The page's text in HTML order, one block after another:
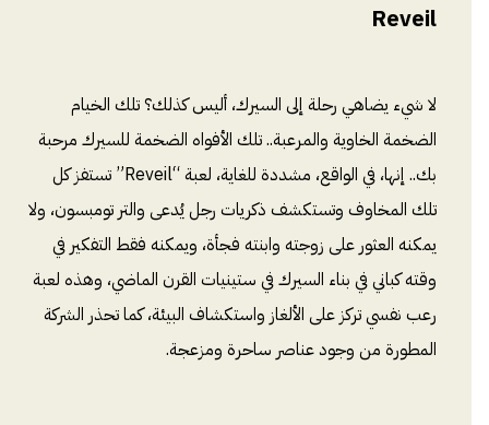
Reveil
لا شيء يضاهي رحلة إلى السيرك، أليس كذلك؟ تلك الخيام
الضخمة الخاوية والمرعبة.. تلك الأفواه الضخمة للسيرك مرحبة
بك.. إنها، في الواقع، مشددة للغاية، لعبة “Reveil” تستفز كل
تلك المخاوف وتستكشف ذكريات رجل يُدعى والتر تومبسون، ولا
يمكنه العثور على زوجته وابنته فجأة، ويمكنه فقط التفكير في
وقته كباني في بناء السيرك في ستينيات القرن الماضي، وهذه لعبة
رعب نفسي تركز على الألغاز واستكشاف البيئة، كما تحذر الشركة
المطورة من وجود عناصر ساحرة ومزعجة.